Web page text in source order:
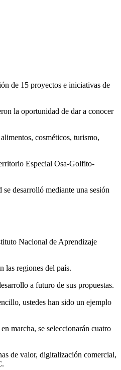
de 15 proyectos e iniciativas de
la oportunidad de dar a conocer
cosméticos, turismo,
Especial Osa-Golfito-
desarrolló mediante una sesión
Nacional de Aprendizaje
las regiones del país.
a futuro de sus propuestas.
ustedes han sido un ejemplo
marcha, se seleccionarán cuatro
de valor, digitalización comercial,